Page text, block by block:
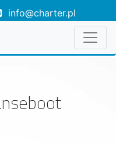
info@charter.pl